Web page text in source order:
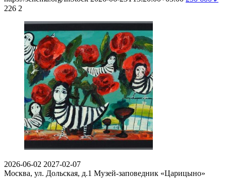
226 2
2026-06-02 2027-02-07
Москва, ул. Дольская, д.1 Музей-заповедник «Царицыно»